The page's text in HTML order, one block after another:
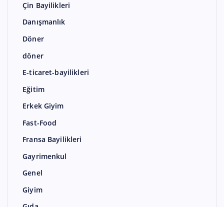
Çin Bayilikleri
Danışmanlık
Döner
döner
E-ticaret-bayilikleri
Eğitim
Erkek Giyim
Fast-Food
Fransa Bayilikleri
Gayrimenkul
Genel
Giyim